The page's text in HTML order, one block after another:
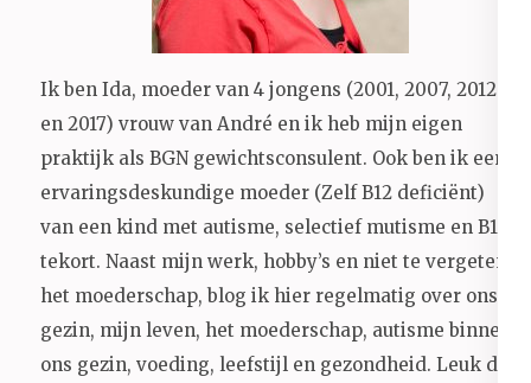
Ik ben Ida, moeder van 4 jongens (2001, 2007, 2012
en 2017) vrouw van André en ik heb mijn eigen
praktijk als BGN gewichtsconsulent. Ook ben ik een
ervaringsdeskundige moeder (Zelf B12 deficiënt)
van een kind met autisme, selectief mutisme en B12
tekort. Naast mijn werk, hobby’s en niet te vergeten
het moederschap, blog ik hier regelmatig over ons
gezin, mijn leven, het moederschap, autisme binnen
ons gezin, voeding, leefstijl en gezondheid. Leuk dat